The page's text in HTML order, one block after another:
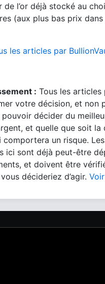
de l’or déjà stocké au
(aux plus bas prix
les articles par
: Tous les
votre décision, et non
pouvoir décider du
et quelle que soit la
comportera un risque.
ici sont déjà peut-être
et doivent être
décideriez d’agir.